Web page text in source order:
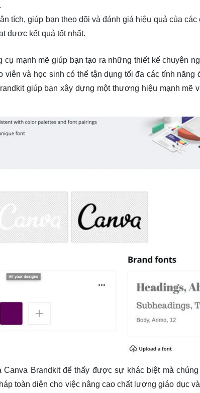
tích, giúp bạn theo dõi và đánh giá hiệu quả của các
được kết quả tốt nhất.
mạnh mẽ giúp bạn tạo ra những thiết kế chuyên
viên và học sinh có thể tận dụng tối đa các tính năng
giúp bạn xây dựng một thương hiệu mạnh mẽ
Canva Brandkit để thấy được sự khác biệt mà
toàn diện cho việc nâng cao chất lượng giáo dục